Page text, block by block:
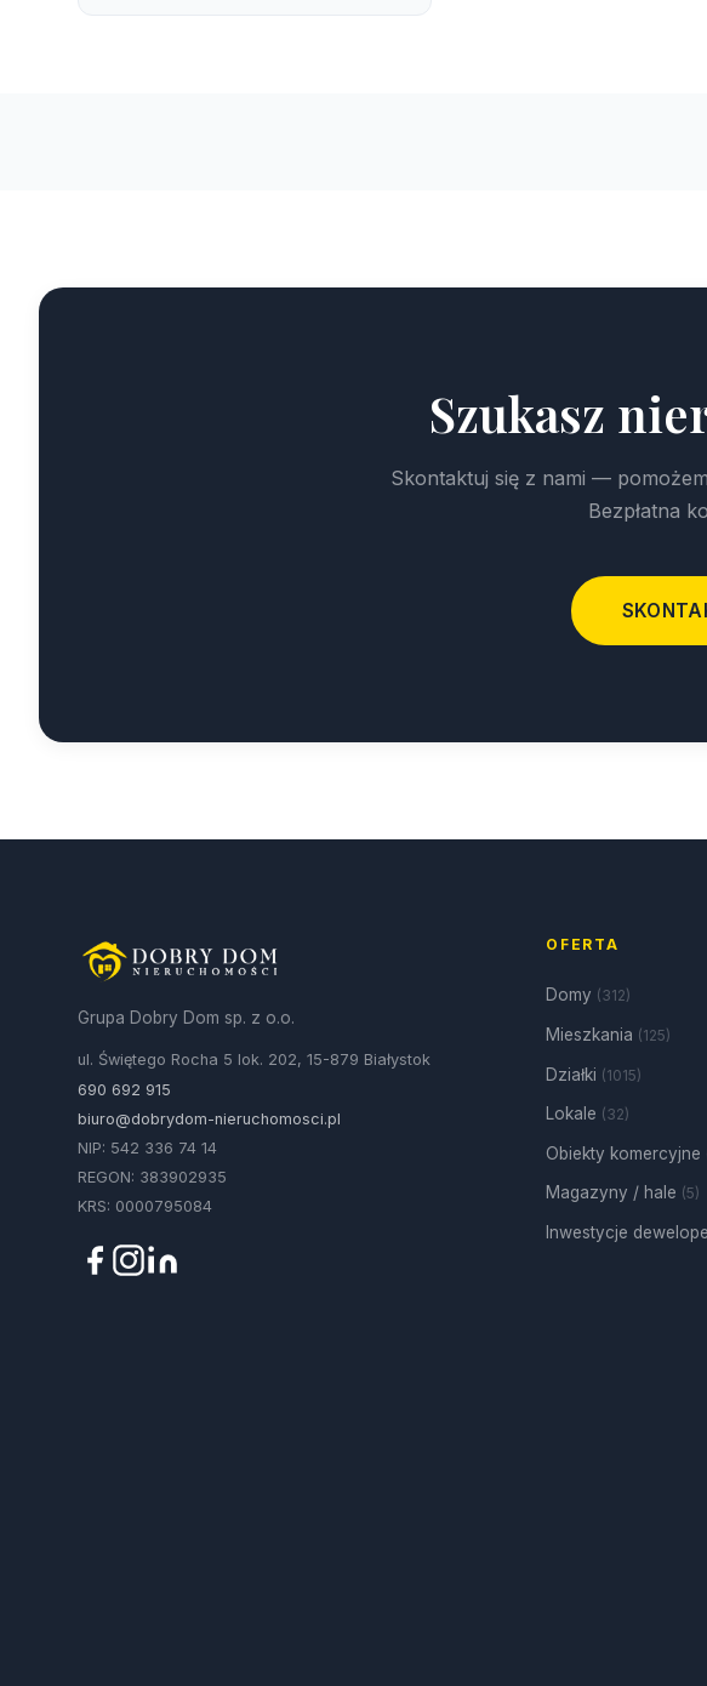
Szukasz
Skontaktuj się z nami —
Bezpłatna
Grupa Dobry Dom sp. z o.o.
ul. Świętego Rocha 5 lok. 202, 15-879 Białystok
690 692 915
biuro@dobrydom-nieruchomosci.pl
NIP: 542 336 74 14
REGON: 383902935
KRS: 0000795084
OFERTA
Domy (312)
Mieszkania (125)
Działki (1015)
Lokale (32)
Obiekty komercyjne
Magazyny / hale (5)
Inwestycje